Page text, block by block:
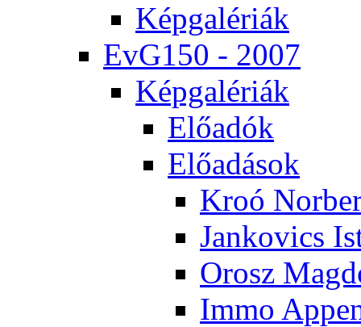
Kép­ga­lé­ri­ák
EvG150 - 2007
Kép­ga­lé­ri­ák
Elő­adók
Elő­adá­sok
Kroó
Jan­ko­vics
Orosz
Im­mo